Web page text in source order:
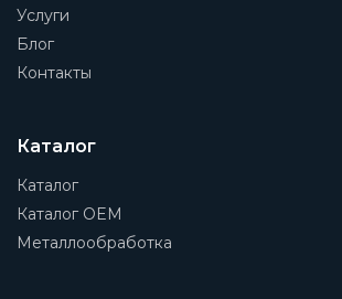
Услуги
Блог
Контакты
Каталог
Каталог
Каталог OEM
Металлообработка